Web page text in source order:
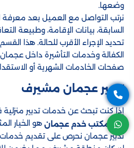
وضعها.
نرتب التواصل مع العميل بعد معرفة
السابقة، بيانات الإقامة، وطبيعة
تحديد الإجراء الأقرب للحالة. هذا
الكفالة وخدمات التأشيرة داخل
صفحات الخادمات الشهرية أو
تدبير عجمان مشيرف
إذا كنت تبحث عن خدمات تدبير
فإن
مكتب خدم عجمان هو الخيار
تدبير عجمان نحرص على تقديم